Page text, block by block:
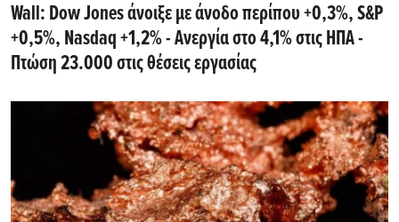
Wall: Dow Jones άνοιξε με άνοδο περίπου +0,3%, S&P
+0,5%, Nasdaq +1,2% - Ανεργία στο 4,1% στις ΗΠΑ -
Πτώση 23.000 στις θέσεις εργασίας